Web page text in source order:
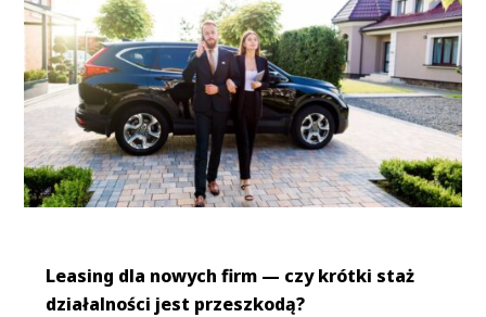
Leasing dla nowych firm — czy krótki staż
działalności jest przeszkodą?